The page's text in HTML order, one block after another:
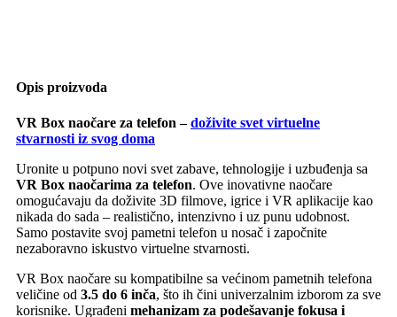
Opis proizvoda
VR Box naočare za telefon –doživite svet virtuelne
stvarnosti iz svog doma
Uronite u potpuno novi svet zabave, tehnologije i uzbuđenja sa
VR Box naočarima za telefon. Ove inovativne naočare
omogućavaju da doživite 3D filmove, igrice i VR aplikacije kao
nikada do sada – realistično, intenzivno i uz punu udobnost.
Samo postavite svoj pametni telefon u nosač i započnite
nezaboravno iskustvo virtuelne stvarnosti.
VR Box naočare su kompatibilne sa većinom pametnih telefona
veličine od 3.5 do 6 inča, što ih čini univerzalnim izborom za sve
korisnike. Ugrađeni mehanizam za podešavanje fokusa i